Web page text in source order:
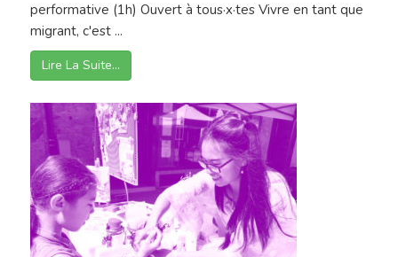
performative (1h) Ouvert à tous·x·tes Vivre en tant que
migrant, c'est ...
Lire La Suite…